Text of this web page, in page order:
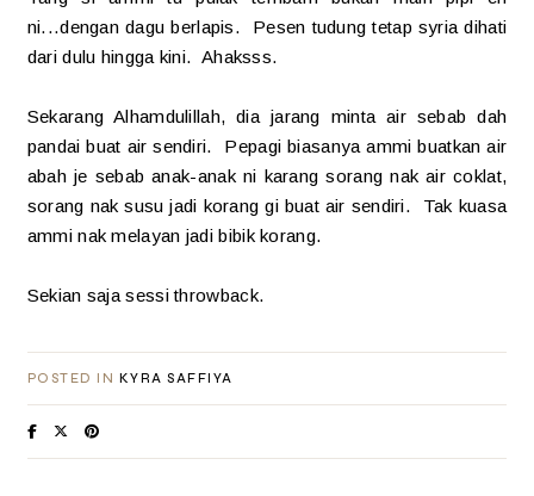
ni...dengan dagu berlapis. Pesen tudung tetap syria dihati
dari dulu hingga kini. Ahaksss.
Sekarang Alhamdulillah, dia jarang minta air sebab dah
pandai buat air sendiri. Pepagi biasanya ammi buatkan air
abah je sebab anak-anak ni karang sorang nak air coklat,
sorang nak susu jadi korang gi buat air sendiri. Tak kuasa
ammi nak melayan jadi bibik korang.
Sekian saja sessi throwback.
POSTED IN KYRA SAFFIYA